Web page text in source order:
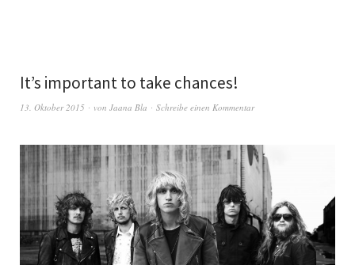
It’s important to take chances!
13. Oktober 2015 von Jaana Bla Schreibe einen Kommentar